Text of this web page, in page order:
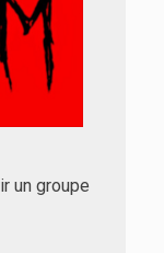
un groupe